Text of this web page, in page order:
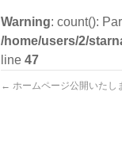
Warning: count():
/home/users/2/
line 47
← ホームページ公開いたし